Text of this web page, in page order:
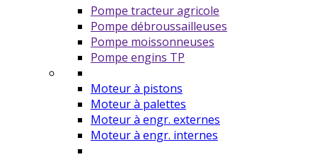
Pompe tracteur agricole
Pompe débroussailleuses
Pompe moissonneuses
Pompe engins TP
Moteur à pistons
Moteur à palettes
Moteur à engr. externes
Moteur à engr. internes